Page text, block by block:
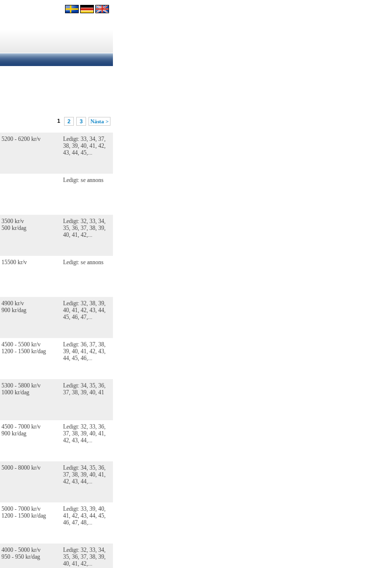
1 2 3 Nästa >
5200 - 6200 kr/v
Ledigt: 33, 34, 37,
38, 39, 40, 41, 42,
43, 44, 45,...
Ledigt: se annons
3500 kr/v
500 kr/dag
Ledigt: 32, 33, 34,
35, 36, 37, 38, 39,
40, 41, 42,...
15500 kr/v Ledigt: se annons
4900 kr/v
900 kr/dag
Ledigt: 32, 38, 39,
40, 41, 42, 43, 44,
45, 46, 47,...
4500 - 5500 kr/v
1200 - 1500 kr/dag
Ledigt: 36, 37, 38,
39, 40, 41, 42, 43,
44, 45, 46,...
5300 - 5800 kr/v
1000 kr/dag
Ledigt: 34, 35, 36,
37, 38, 39, 40, 41
4500 - 7000 kr/v
900 kr/dag
Ledigt: 32, 33, 36,
37, 38, 39, 40, 41,
42, 43, 44,...
5000 - 8000 kr/v
Ledigt: 34, 35, 36,
37, 38, 39, 40, 41,
42, 43, 44,...
5000 - 7000 kr/v
1200 - 1500 kr/dag
Ledigt: 33, 39, 40,
41, 42, 43, 44, 45,
46, 47, 48,...
4000 - 5000 kr/v
950 - 950 kr/dag
Ledigt: 32, 33, 34,
35, 36, 37, 38, 39,
40, 41, 42,...